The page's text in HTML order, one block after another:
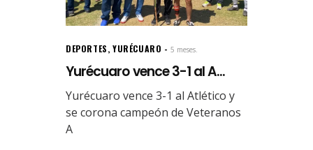
DEPORTES,YURÉCUARO 5 meses.
Yurécuaro vence 3-1 al A...
Yurécuaro vence 3-1 al Atlético y
se corona campeón de Veteranos
A